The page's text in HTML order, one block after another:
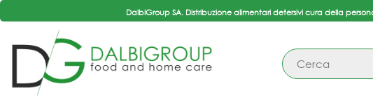
DalbiGroup SA. Distribuzione alimentari detersivi cura della